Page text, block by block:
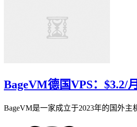
BageVM德国VPS：$3.2/
BageVM是一家成立于2023年的国外